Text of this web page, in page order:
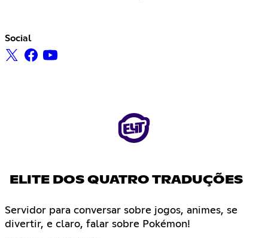
Social
ELITE DOS QUATRO TRADUÇÕES
Servidor para conversar sobre jogos, animes, se
divertir, e claro, falar sobre Pokémon!